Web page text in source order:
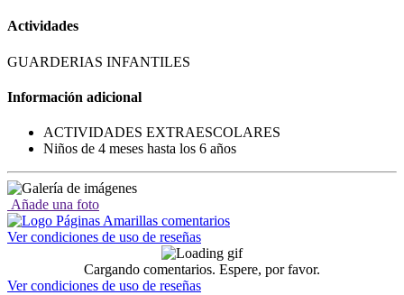
Actividades
GUARDERIAS INFANTILES
Información adicional
ACTIVIDADES EXTRAESCOLARES
Niños de 4 meses hasta los 6 años
Añade una foto
Ver condiciones de uso de reseñas
Cargando comentarios. Espere, por favor.
Ver condiciones de uso de reseñas